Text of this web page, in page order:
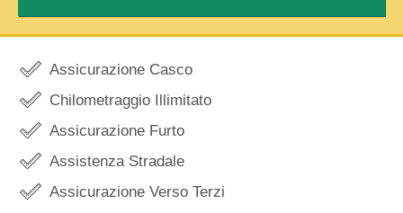
Assicurazione Casco
Chilometraggio Illimitato
Assicurazione Furto
Assistenza Stradale
Assicurazione Verso Terzi